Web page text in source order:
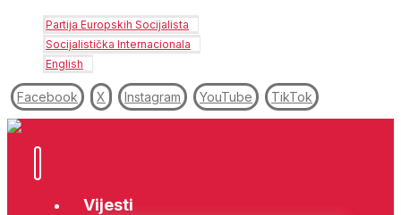
Partija Europskih Socijalista
Socijalistička Internacionala
English
Facebook X Instagram YouTube TikTok
Vijesti